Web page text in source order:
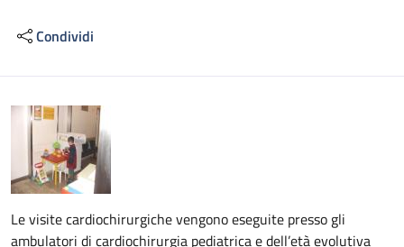
Condividi
Descrizione
Le visite cardiochirurgiche vengono eseguite presso gli
ambulatori di cardiochirurgia pediatrica e dell’età evolutiva